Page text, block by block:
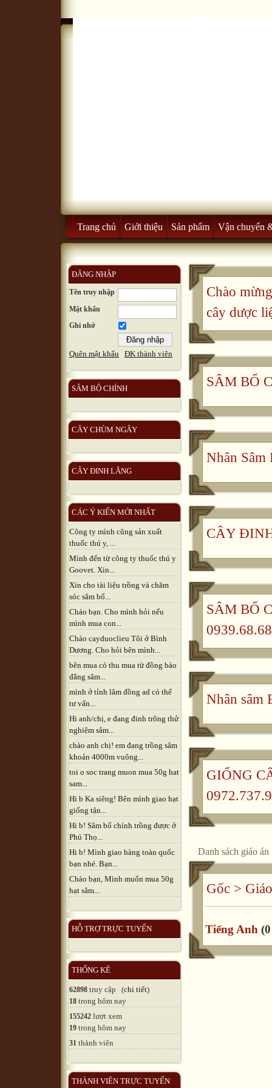
Trang chủ Giới thiệu Sản phẩm Vận chuyển
ĐĂNG NHẬP
Tên truy nhập
Mật khẩu
Ghi nhớ
Quên mật khẩu ĐK thành viên
SÂM BÔ CHÍNH
CÂY CHÙM NGÂY
CÂY ĐINH LĂNG
CÁC Ý KIẾN MỚI NHẤT
Công ty mình cũng sản xuất
thuốc thú y, ...
Mình đến từ công ty thuốc thú y
Goovet. Xin...
Xin cho tài liệu trồng và chăm
sóc sâm bố...
Cháo bạn. Cho mình hỏi nếu
mình mua con...
Chào cayduoclieu Tôi ở Bình
Dương. Cho hỏi bên mình...
bên mua có thu mua từ đồng bào
đẳng sâm...
mình ở tỉnh lâm đồng ad có thể
tư vấn...
Hi anh/chị, e đang đinh trông thử
nghiệm sâm...
chào anh chị! em đang trồng sâm
khoản 4000m vuông...
toi o soc trang muon mua 50g hat
sam...
Hi b Ka siêng! Bên mình giao hạt
giống tận...
Hi b! Sâm bố chính trồng được ở
Phú Thọ...
Hi b! Mình giao hàng toàn quốc
bạn nhé. Bạn...
Chào bạn, Mình muốn mua 50g
hạt sâm...
HỖ TRỢ TRỰC TUYẾN
THỐNG KÊ
62898 truy cập (chi tiết)
18 trong hôm nay
155242 lượt xem
19 trong hôm nay
31 thành viên
THÀNH VIÊN TRỰC TUYẾN
Chào
cây dược
SÂM BỐ
Nhân Sâm
CÂY
SÂM BỐ
Nhân sâm
GIỐNG
Danh sách giáo án
Gốc >
Tiếng Anh